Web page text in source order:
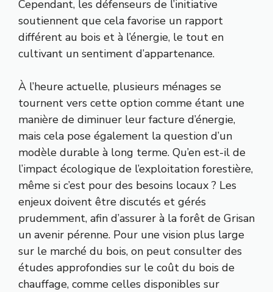
Cependant, les défenseurs de l’initiative
soutiennent que cela favorise un rapport
différent au bois et à l’énergie, le tout en
cultivant un sentiment d’appartenance.
À l’heure actuelle, plusieurs ménages se
tournent vers cette option comme étant une
manière de diminuer leur facture d’énergie,
mais cela pose également la question d’un
modèle durable à long terme. Qu’en est-il de
l’impact écologique de l’exploitation forestière,
même si c’est pour des besoins locaux ? Les
enjeux doivent être discutés et gérés
prudemment, afin d’assurer à la forêt de Grisan
un avenir pérenne. Pour une vision plus large
sur le marché du bois, on peut consulter des
études approfondies sur le coût du bois de
chauffage, comme celles disponibles sur